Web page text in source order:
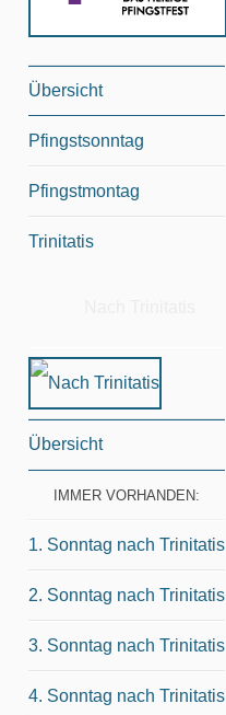
Übersicht
Pfingstsonntag
Pfingstmontag
Trinitatis
Übersicht
IMMER VORHANDEN:
1. Sonntag nach Trinitatis
2. Sonntag nach Trinitatis
3. Sonntag nach Trinitatis
4. Sonntag nach Trinitatis